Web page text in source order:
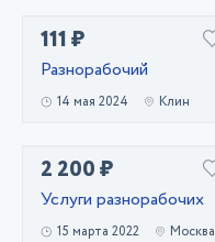
111 ₽
Разнорабочий
14 мая 2024 Клин
2 200 ₽
Услуги разнорабочих
15 марта 2022 Москва